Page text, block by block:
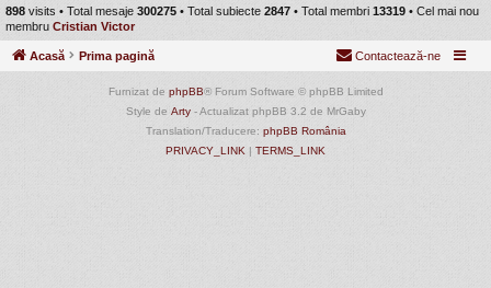
898 visits • Total mesaje 300275 • Total subiecte 2847 • Total membri 13319 • Cel mai nou
membru Cristian Victor
Acasă Prima pagină Contactează-ne
Furnizat de phpBB® Forum Software © phpBB Limited
Style de Arty- Actualizat phpBB 3.2 de MrGaby
Translation/Traducere: phpBB România
PRIVACY_LINK | TERMS_LINK